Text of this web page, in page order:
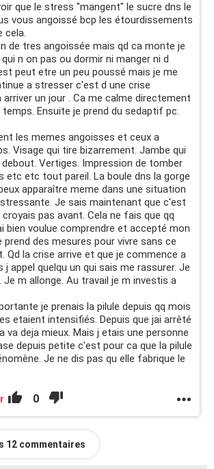
que le stress "mangent" le sucre dns le
vous angoissé bcp les étourdissements
cela.
de tres angoissée mais qd ca monte je
n on pas ou dormir ni manger ni d
peut etre un peu poussé mais je me
a stresser c'est d une crise
arriver un jour . Ca me calme directement
Ensuite je prend du sedaptif pc.
les memes angoisses et ceux a
Visage qui tire bizarrement. Jambe qui
Vertiges. Impression de tomber
etc etc tout pareil. La boule dns la gorge
apparaître meme dans une situation
Je sais maintenant que c'est
pas avant. Cela ne fais que qq
bien voulue comprendre et accepté mon
prend des mesures pour vivre sans ce
Qd la crise arrive et que je commence a
j appel quelqu un qui sais me rassurer. Je
Je m allonge. Au travail je m investis a
je prenais la pilule depuis qq mois
etaient intensifiés. Depuis que jai arrêté
va deja mieux. Mais j etais une personne
depuis petite c'est pour ca que la pilule
Je ne dis pas qu elle fabrique le
0
12 commentaires